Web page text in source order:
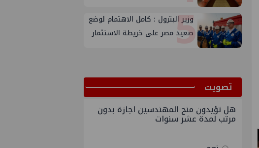
في قبرص بالبنية التحتية المصرية
5
وزير البترول : كامل الاهتمام لوضع
صعيد مصر على خريطة الاستثمار
ﺗﺼﻮﻳﺖ
هل تؤيدون منح المهندسين اجازة بدون
مرتب لمدة عشر سنوات